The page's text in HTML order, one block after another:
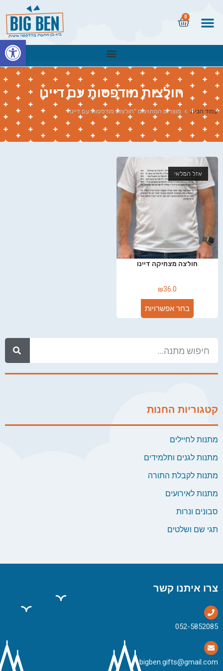
0
חולצות מודפסות עם דיינו
עמוד הבית > מוצרים המתויגים “חולצות מודפסות עם דיינו”
קטגוריות החנות
מתנות לחיילים
מתנות לגנים ותלמידים
מתנות לקבלת התורה
מתנות לאירועים
סבונים ונרות
תגי שם ושלטים
אזל המלאי
חולצה מצחיקה דיינו
₪36.0
בחר אפשרויות
צרו איתנו קשר
bigben.gifts@gmail.com